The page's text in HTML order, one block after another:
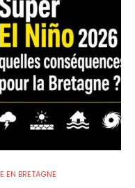
EN BRETAGNE